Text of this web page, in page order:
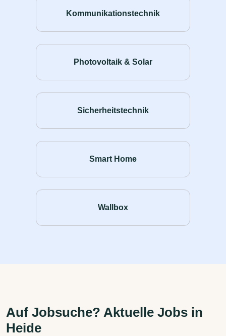
Kommunikationstechnik
Photovoltaik & Solar
Sicherheitstechnik
Smart Home
Wallbox
Auf Jobsuche? Aktuelle Jobs in
Heide